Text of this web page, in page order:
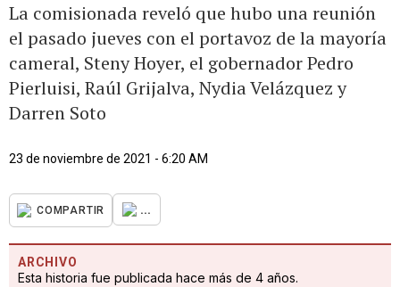
La comisionada reveló que hubo una reunión
el pasado jueves con el portavoz de la mayoría
cameral, Steny Hoyer, el gobernador Pedro
Pierluisi, Raúl Grijalva, Nydia Velázquez y
Darren Soto
23 de noviembre de 2021 - 6:20 AM
COMPARTIR ...
ARCHIVO
Esta historia fue publicada hace más de 4 años.